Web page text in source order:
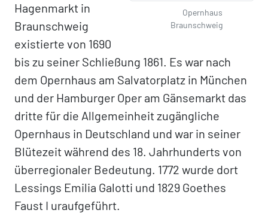
Opernhaus
Braunschweig
Hagenmarkt in
Braunschweig
existierte von 1690
bis zu seiner Schließung 1861. Es war nach
dem Opernhaus am Salvatorplatz in München
und der Hamburger Oper am Gänsemarkt das
dritte für die Allgemeinheit zugängliche
Opernhaus in Deutschland und war in seiner
Blütezeit während des 18. Jahrhunderts von
überregionaler Bedeutung. 1772 wurde dort
Lessings Emilia Galotti und 1829 Goethes
Faust I uraufgeführt.